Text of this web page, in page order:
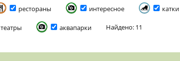
рестораны интересное катки
театры аквапарки Найдено: 11